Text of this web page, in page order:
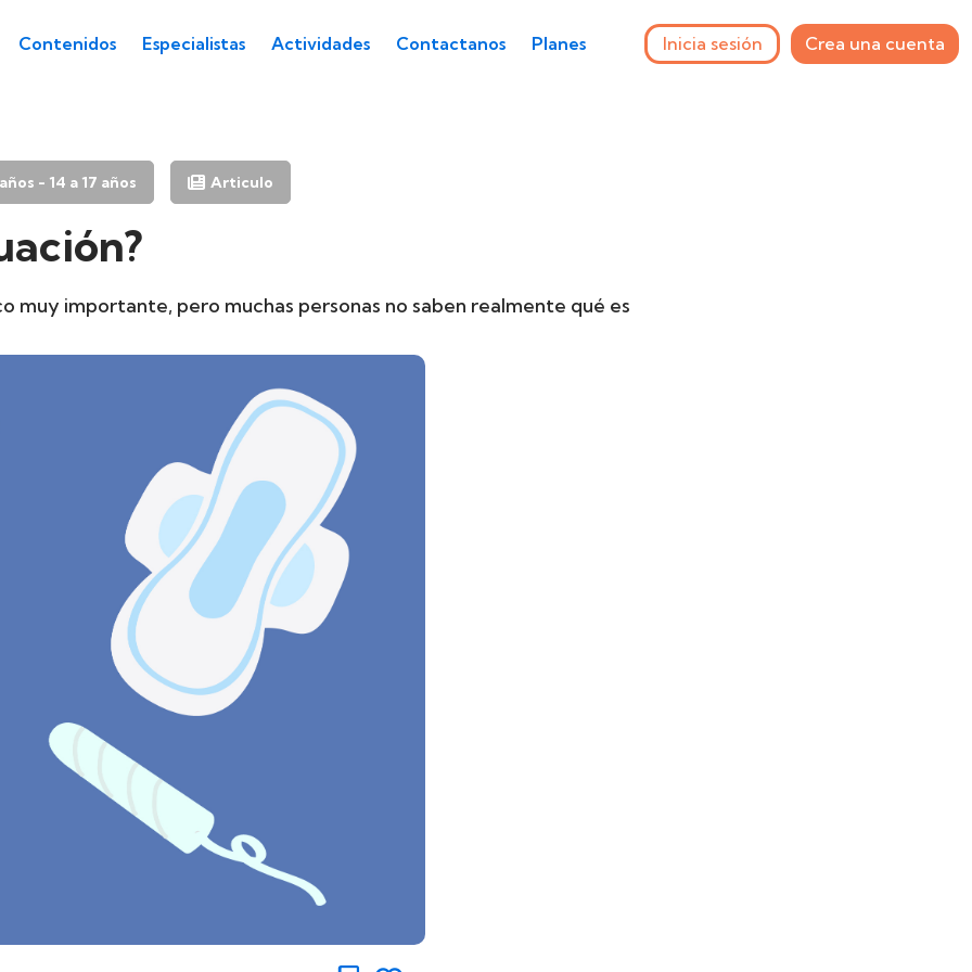
Contenidos Especialistas Actividades Contactanos Planes Inicia sesión Crea una cuenta
- 14 a 17 años Articulo
muy importante, pero muchas personas no saben realmente qué es